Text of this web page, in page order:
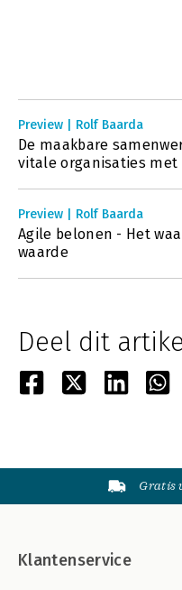
Preview | Rolf Baarda
De maakbare
vitale organisaties met
Preview | Rolf Baarda
Agile belonen - Het
waarde
Deel dit
Gratis
Klantenservice